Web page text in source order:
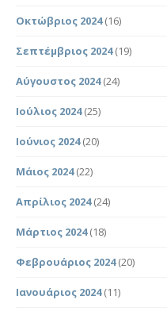
Οκτώβριος 2024(16)
Σεπτέμβριος 2024(19)
Αύγουστος 2024(24)
Ιούλιος 2024(25)
Ιούνιος 2024(20)
Μάιος 2024(22)
Απρίλιος 2024(24)
Μάρτιος 2024(18)
Φεβρουάριος 2024(20)
Ιανουάριος 2024(11)